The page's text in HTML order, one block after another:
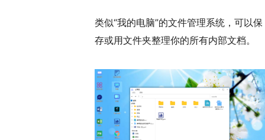
类似“我的电脑”的文件管理系统，可以保
存或用文件夹整理你的所有内部文档。